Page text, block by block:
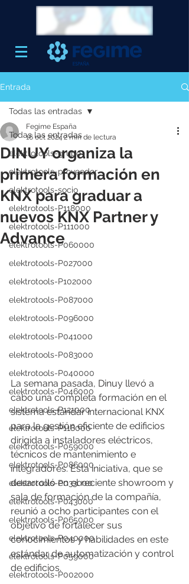
Entrada
Todas las entradas
elektrotools-grupo
elektrotools-proveedor
elektrotools-socio
elektrotools-P118000
elektrotools-P111000
elektrotools-P060000
elektrotools-P027000
elektrotools-P102000
elektrotools-P087000
elektrotools-P096000
elektrotools-P041000
elektrotools-P083000
elektrotools-P040000
elektrotools-P046000
elektrotools-P121000
elektrotools-P118000
elektrotools-P059000
elektrotools-P086000
elektrotools-P033000
elektrotools-P043000
elektrotools-P065000
elektrotools-P040000
elektrotools-P059000
elektrotools-P002000
Todas las entradas
DINUY organiza la
primera formación en
KNX para graduar a
nuevos KNX Partner y
Advance
Fegime España
16 oct 2024 2 min de lectura
La semana pasada, Dinuy llevó a
cabo una completa formación en el
sistema estándar internacional KNX
para la gestión eficiente de edificios
dirigida a instaladores eléctricos,
técnicos de mantenimiento e
integradores. Esta iniciativa, que se
desarrolló en el reciente showroom y
sala de formación de la compañía,
reunió a ocho participantes con el
objetivo de fortalecer sus
conocimientos y habilidades en este
estándar de automatización y control
de edificios.